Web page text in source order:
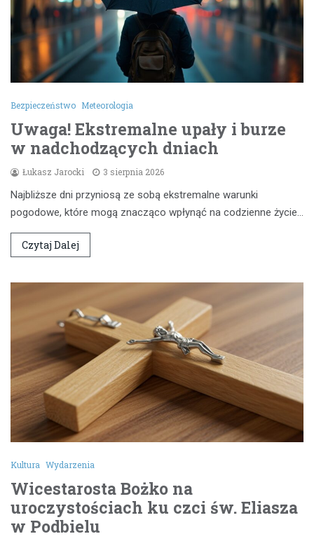
Bezpieczeństwo Meteorologia
Uwaga! Ekstremalne upały i burze
w nadchodzących dniach
Łukasz Jarocki 3 sierpnia 2026
Najbliższe dni przyniosą ze sobą ekstremalne warunki
pogodowe, które mogą znacząco wpłynąć na codzienne życie…
Czytaj Dalej
Kultura Wydarzenia
Wicestarosta Bożko na
uroczystościach ku czci św. Eliasza
w Podbielu